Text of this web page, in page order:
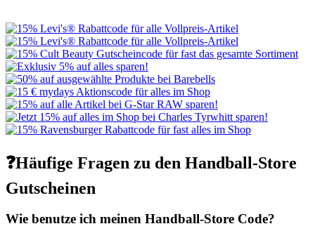
❓Häufige Fragen zu den Handball-Store
Gutscheinen
Wie benutze ich meinen Handball-Store Code?